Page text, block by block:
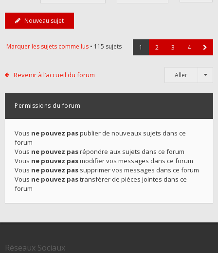
Nouveau sujet
Marquer les sujets comme lus • 115 sujets 1 2 3 4
Revenir à l’accueil du forum Aller
Permissions du forum
Vous ne pouvez paspublier de nouveaux sujets dans ce
forum
Vous ne pouvez pasrépondre aux sujets dans ce forum
Vous ne pouvez pasmodifier vos messages dans ce forum
Vous ne pouvez pas supprimer vos messages dans ce forum
Vous ne pouvez pastransférer de pièces jointes dans ce
forum
Réseaux Sociaux